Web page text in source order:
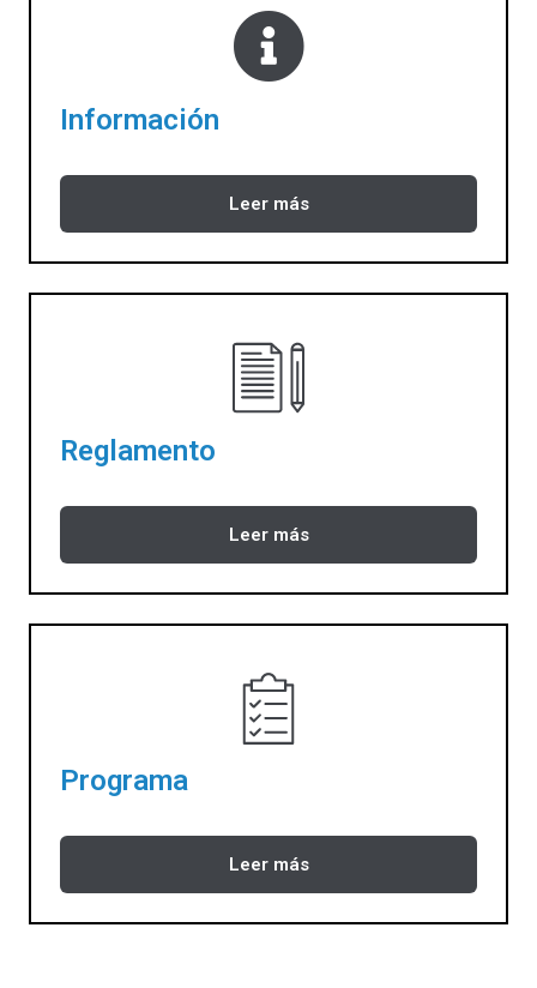
Información
Leer más
Reglamento
Leer más
Programa
Leer más